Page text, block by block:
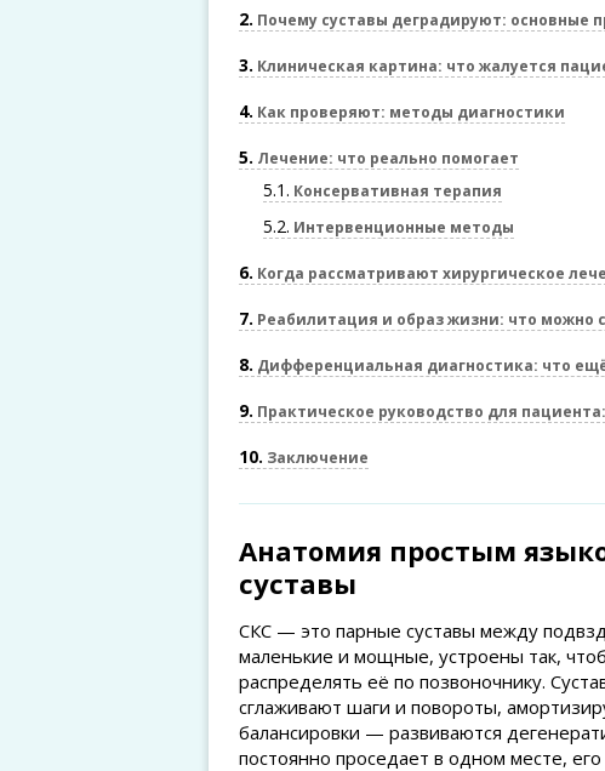
2 Почему суставы деградируют: основные
3 Клиническая картина: что жалуется
4 Как проверяют: методы диагностики
5 Лечение: что реально помогает
5.1 Консервативная терапия
5.2 Интервенционные методы
6 Когда рассматривают хирургическое
7 Реабилитация и образ жизни: что можно
8 Дифференциальная диагностика: что
9 Практическое руководство для
10 Заключение
Анатомия простым
суставы
СКС — это парные суставы между
маленькие и мощные, устроены так,
распределять её по позвоночнику.
сглаживают шаги и повороты,
балансировки — развиваются
постоянно проседает в одном месте,